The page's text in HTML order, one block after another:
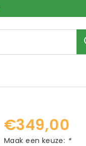
€349,00
Maak een keuze: *